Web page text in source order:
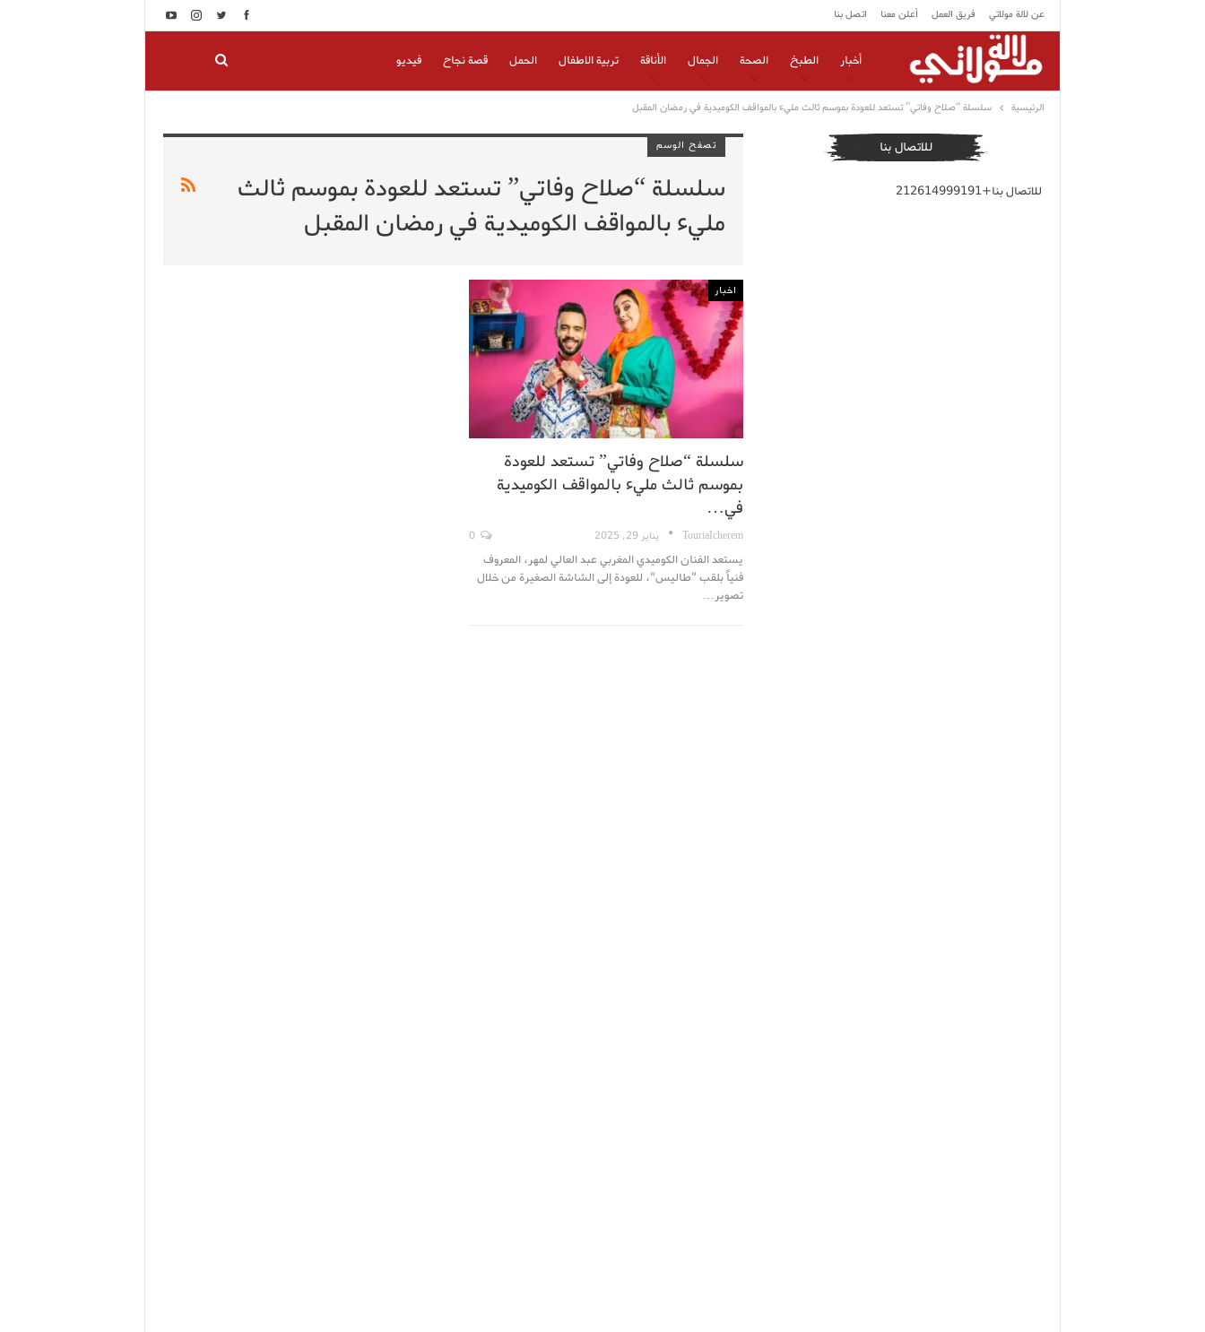
عن لالة مولاتي فريق العمل أعلن معنا اتصل بنا
أخبار الطبخ الصحة الجمال الأناقة تربية الاطفال الحمل قصة نجاح فيديو
الرئيسية سلسلة “صلاح وفاتي” تستعد للعودة بموسم ثالث مليء بالمواقف الكوميدية في رمضان المقبل
تصفح الوسم
سلسلة “صلاح وفاتي” تستعد للعودة بموسم ثالث
مليء بالمواقف الكوميدية في رمضان المقبل
اخبار
سلسلة “صلاح وفاتي” تستعد للعودة
بموسم ثالث مليء بالمواقف الكوميدية
في…
TouriaIcherem يناير 29, 2025
يستعد الفنان الكوميدي المغربي عبد العالي لمهر، المعروف
فنياً بلقب "طاليس"، للعودة إلى الشاشة الصغيرة من خلال
تصوير…
للاتصال بنا
للاتصال بنا+212614999191